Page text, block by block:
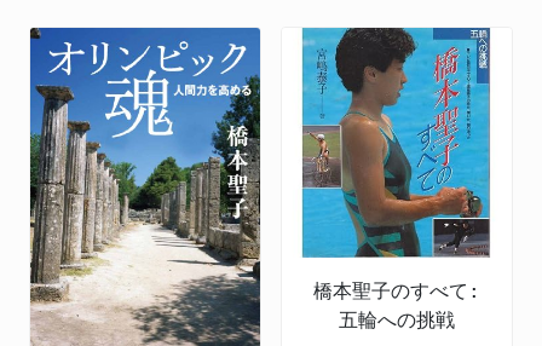
橋本聖子のすべて:
五輪への挑戦